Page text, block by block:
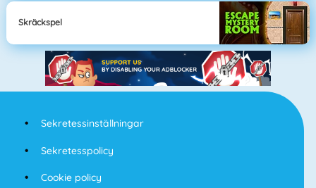
Skräckspel
Sekretessinställningar
Sekretesspolicy
Cookie policy